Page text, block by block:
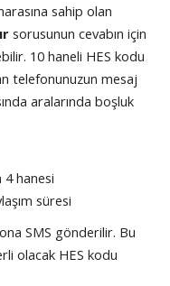
sahip olan
sorusunun cevabın için
10 haneli HES kodu
telefonunuzun mesaj
aralarında boşluk
4 hanesi
süresi
SMS gönderilir. Bu
olacak HES kodu